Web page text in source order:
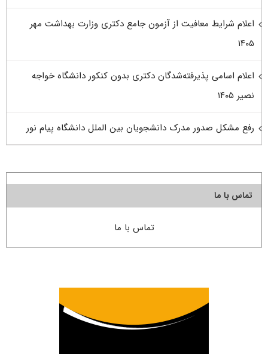
اعلام شرایط معافیت از آزمون جامع دکتری وزارت بهداشت مهر
۱۴۰۵
اعلام اسامی پذیرفته‌شدگان دکتری بدون کنکور دانشگاه خواجه
نصیر ۱۴۰۵
رفع مشکل صدور مدرک دانشجویان بین الملل دانشگاه پیام نور
تماس با ما
تماس با ما